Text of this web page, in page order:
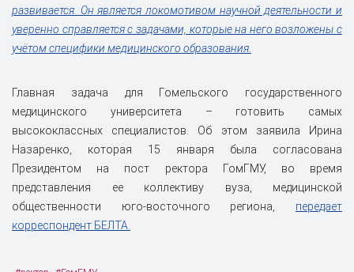
развивается. Он является локомотивом научной деятельности и
уверенно справляется с задачами, которые на него возложены с
учётом специфики медицинского образования.
Главная задача для Гомельского государственного
медицинского университета – готовить самых
высококлассных специалистов. Об этом заявила Ирина
Назаренко, которая 15 января была согласована
Президентом на пост ректора ГомГМУ, во время
представления ее коллективу вуза, медицинской
общественности юго-восточного региона, передает
корреспондент БЕЛТА.